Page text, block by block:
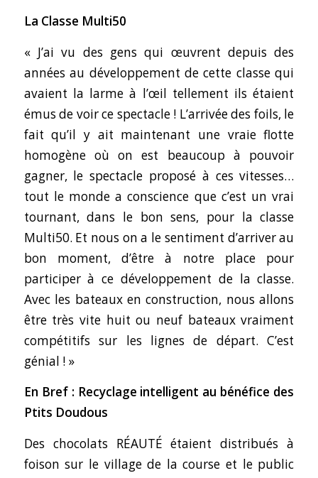
La Classe Multi50
« J’ai vu des gens qui œuvrent depuis des
années au développement de cette classe qui
avaient la larme à l’œil tellement ils étaient
émus de voir ce spectacle ! L’arrivée des foils, le
fait qu’il y ait maintenant une vraie flotte
homogène où on est beaucoup à pouvoir
gagner, le spectacle proposé à ces vitesses…
tout le monde a conscience que c’est un vrai
tournant, dans le bon sens, pour la classe
Multi50. Et nous on a le sentiment d’arriver au
bon moment, d’être à notre place pour
participer à ce développement de la classe.
Avec les bateaux en construction, nous allons
être très vite huit ou neuf bateaux vraiment
compétitifs sur les lignes de départ. C’est
génial ! »
En Bref : Recyclage intelligent au bénéfice des
Ptits Doudous
Des chocolats RÉAUTÉ étaient distribués à
foison sur le village de la course et le public